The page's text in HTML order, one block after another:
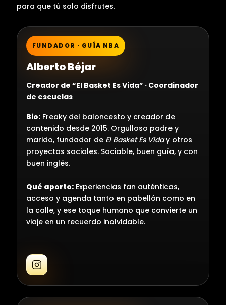
para que tú solo disfrutes.
FUNDADOR · GUÍA NBA
Alberto Béjar
Creador de “El Basket Es Vida” · Coordinador
de escuelas
Bio:Freaky del baloncesto y creador de
contenido desde 2015. Orgulloso padre y
marido, fundador de El Basket Es Viday otros
proyectos sociales. Sociable, buen guía, y con
buen inglés.
Qué aporto:Experiencias fan auténticas,
acceso y agenda tanto en pabellón como en
la calle, y ese toque humano que convierte un
viaje en un recuerdo inolvidable.